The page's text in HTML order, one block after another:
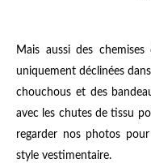
Mais aussi des
uniquement déclinées
chouchous et des
avec les chutes de tissu
regarder nos photos
style vestimentaire.